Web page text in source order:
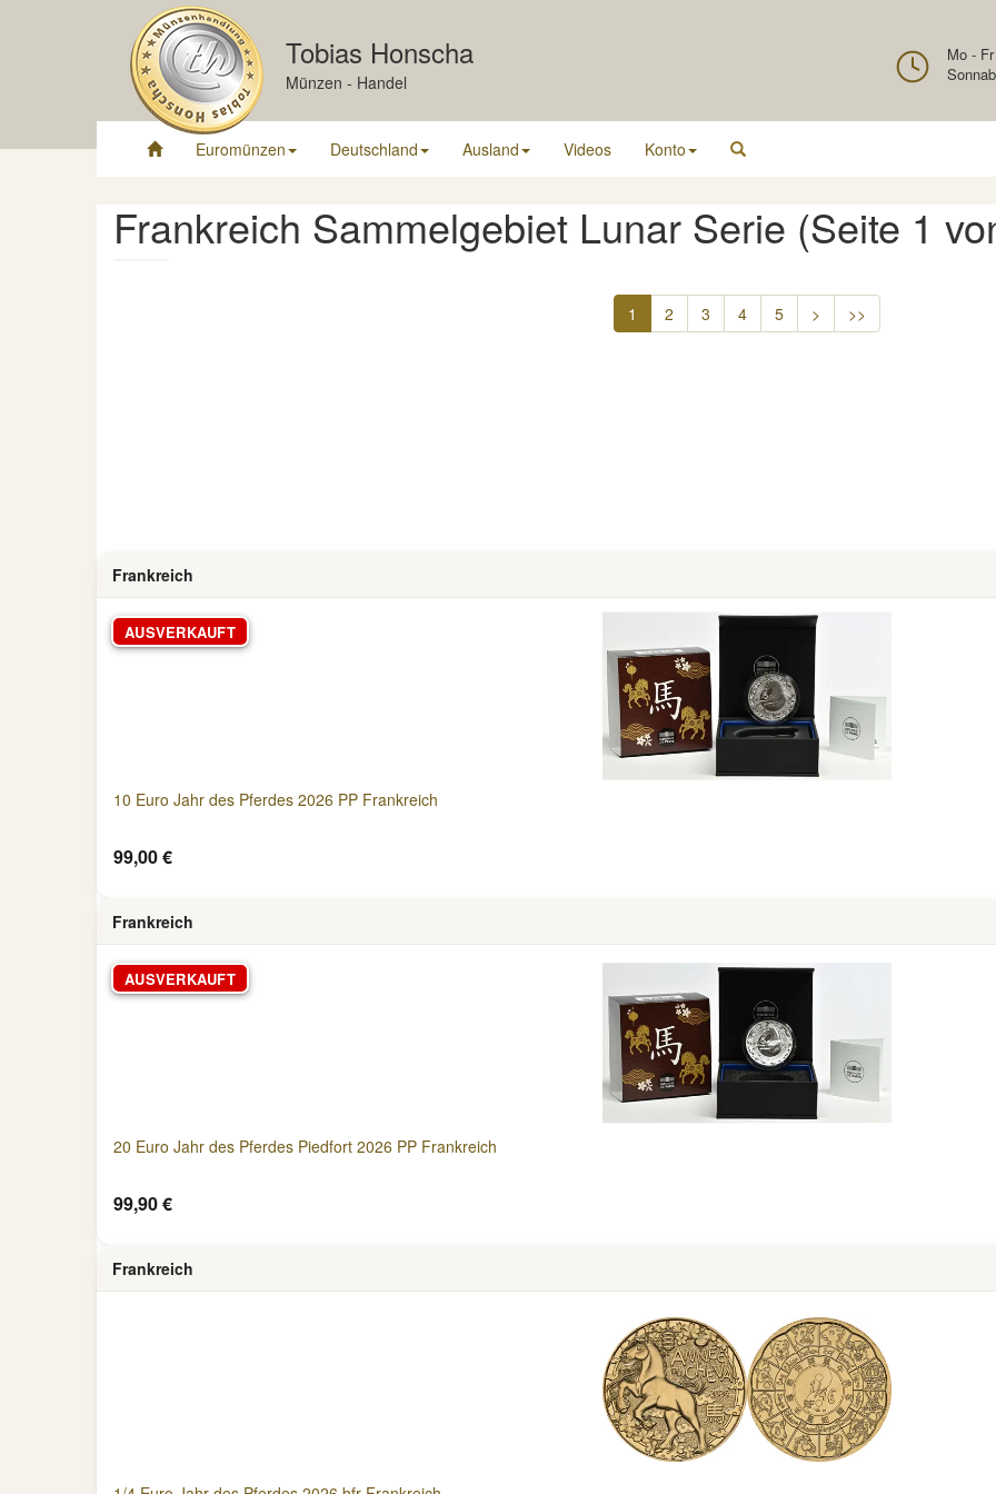
Tobias Honscha
Münzen - Handel
Mo -
Euromünzen Deutschland Ausland Videos Konto
Frankreich Sammelgebiet Lunar Serie (Seite 1
1 2 3 4 5 > >>
Frankreich
AUSVERKAUFT
10 Euro Jahr des Pferdes 2026 PP Frankreich
99,00 €
Frankreich
AUSVERKAUFT
20 Euro Jahr des Pferdes Piedfort 2026 PP Frankreich
99,90 €
Frankreich